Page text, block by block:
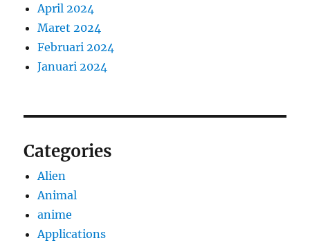
April 2024
Maret 2024
Februari 2024
Januari 2024
Categories
Alien
Animal
anime
Applications